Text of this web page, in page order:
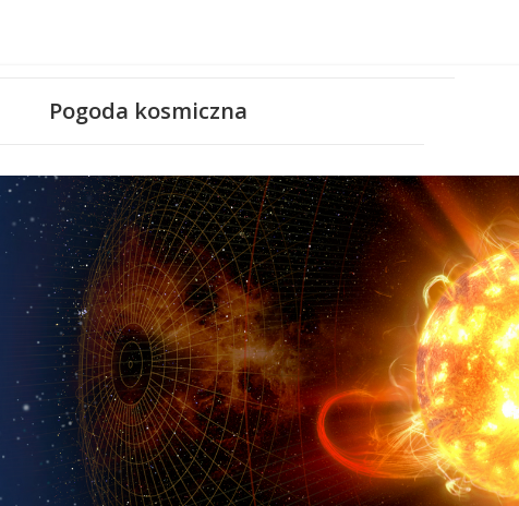
Pogoda kosmiczna